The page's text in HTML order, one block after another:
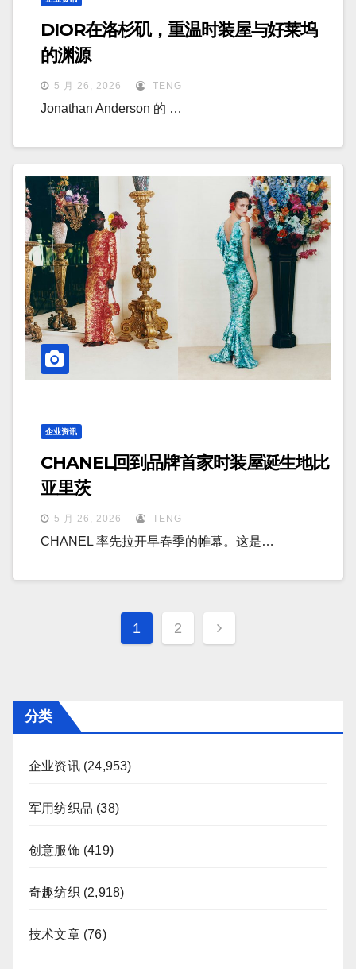
DIOR在洛杉矶，重温时装屋与好莱坞
的渊源
5 月 26, 2026 TENG
Jonathan Anderson 的 …
企业资讯
CHANEL回到品牌首家时装屋诞生地比
亚里茨
5 月 26, 2026 TENG
CHANEL 率先拉开早春季的帷幕。这是…
文
章
1 2
分类
企业资讯(24,953)
军用纺织品 (38)
创意服饰(419)
奇趣纺织 (2,918)
技术文章(76)